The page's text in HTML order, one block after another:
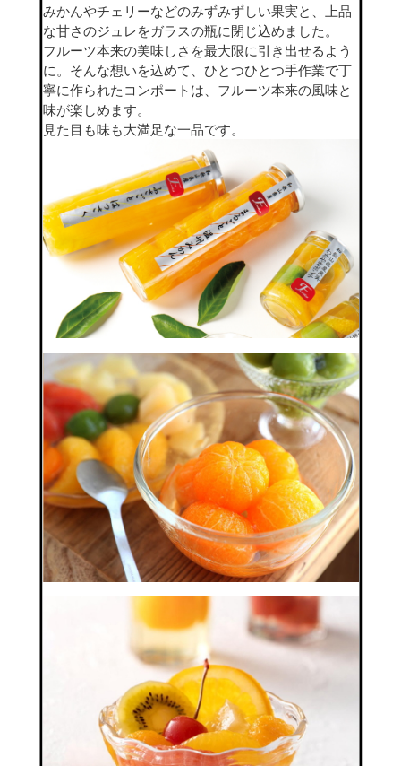
みかんやチェリーなどのみずみずしい果実と、上品
な甘さのジュレをガラスの瓶に閉じ込めました。
フルーツ本来の美味しさを最大限に引き出せるよう
に。そんな想いを込めて、ひとつひとつ手作業で丁
寧に作られたコンポートは、フルーツ本来の風味と
味が楽しめます。
見た目も味も大満足な一品です。